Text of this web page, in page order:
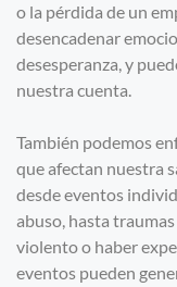
o la pérdida de un
desencadenar
desesperanza, y
nuestra cuenta.
También podemos
que afectan nuestra
desde eventos
abuso, hasta
violento o haber
eventos pueden